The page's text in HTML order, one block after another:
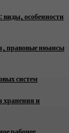
виды, особенности
правовые нюансы
систем
хранения и